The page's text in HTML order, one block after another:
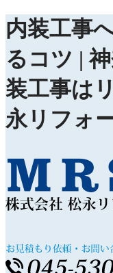
内装工事
るコツ |
装工事は
永リフォ